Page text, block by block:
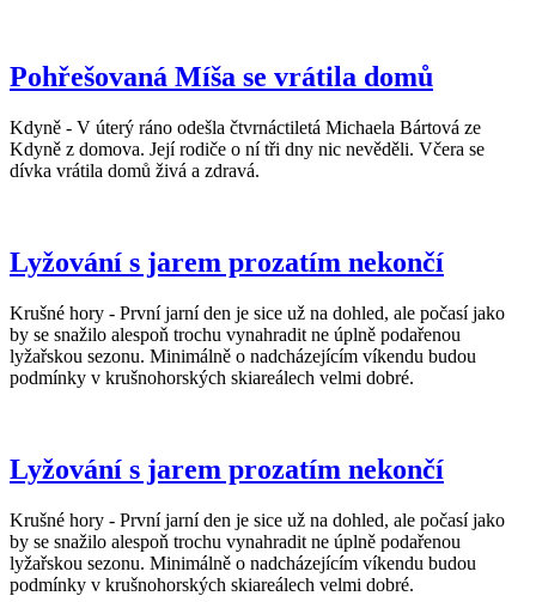
Pohřešovaná Míša se vrátila domů
Kdyně - V úterý ráno odešla čtvrnáctiletá Michaela Bártová ze
Kdyně z domova. Její rodiče o ní tři dny nic nevěděli. Včera se
dívka vrátila domů živá a zdravá.
Lyžování s jarem prozatím nekončí
Krušné hory - První jarní den je sice už na dohled, ale počasí jako
by se snažilo alespoň trochu vynahradit ne úplně podařenou
lyžařskou sezonu. Minimálně o nadcházejícím víkendu budou
podmínky v krušnohorských skiareálech velmi dobré.
Lyžování s jarem prozatím nekončí
Krušné hory - První jarní den je sice už na dohled, ale počasí jako
by se snažilo alespoň trochu vynahradit ne úplně podařenou
lyžařskou sezonu. Minimálně o nadcházejícím víkendu budou
podmínky v krušnohorských skiareálech velmi dobré.